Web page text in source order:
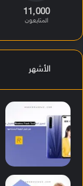
11٬000
المتابعون
الأشهر